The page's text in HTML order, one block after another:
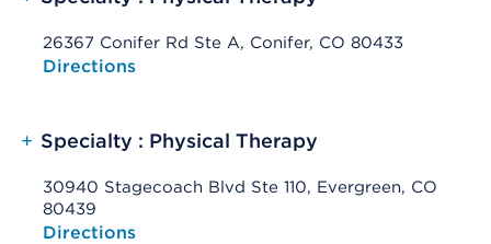
26367 Conifer Rd Ste A, Conifer, CO 80433
Opens native map application on mobile devices
Directions
+ Specialty : Physical Therapy
30940 Stagecoach Blvd Ste 110, Evergreen, CO
80439
Opens native map application on mobile devices
Directions